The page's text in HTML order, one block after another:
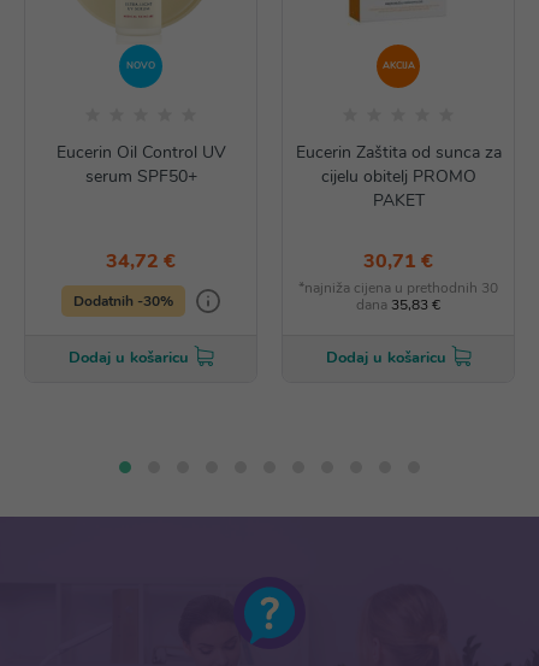
NOVO
Eucerin Oil Control UV
serum SPF50+
34,72 €
Dodatnih -30%
Dodaj u košaricu
AKCIJA
Eucerin Zaštita od sunca za
cijelu obitelj PROMO
PAKET
30,71 €
*najniža cijena u prethodnih 30
dana 35,83 €
Dodaj u košaricu